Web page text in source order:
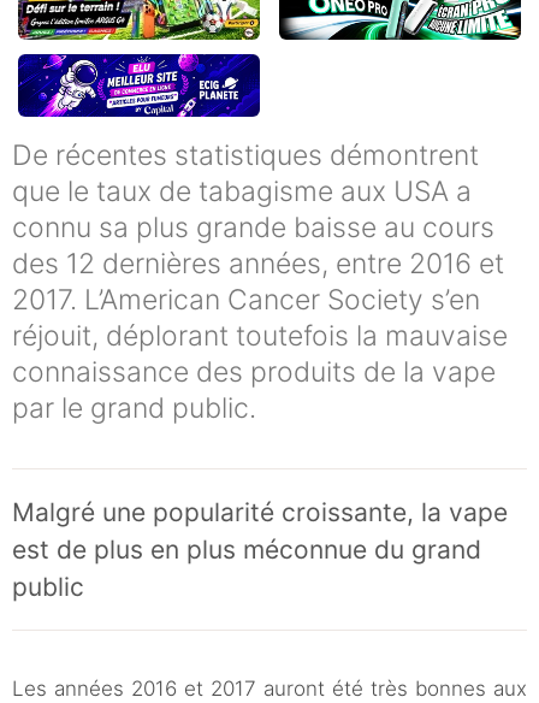
De récentes statistiques démontrent
que le taux de tabagisme aux USA a
connu sa plus grande baisse au cours
des 12 dernières années, entre 2016 et
2017. L’American Cancer Society s’en
réjouit, déplorant toutefois la mauvaise
connaissance des produits de la vape
par le grand public.
Malgré une popularité croissante, la vape
est de plus en plus méconnue du grand
public
Les années 2016 et 2017 auront été très bonnes aux